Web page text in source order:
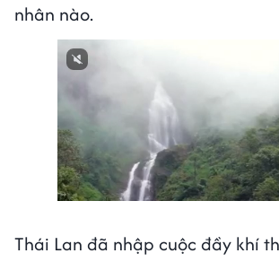
nhân nào.
Thái Lan đã nhập cuộc đầy khí